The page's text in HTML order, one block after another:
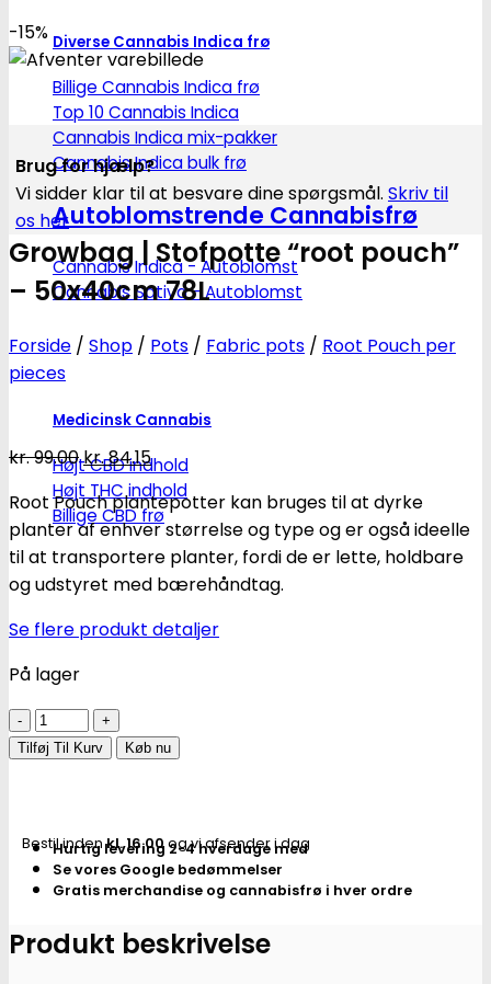
Diverse Cannabis Indica frø
Billige Cannabis Indica frø
Top 10 Cannabis Indica
Cannabis Indica mix-pakker
Cannabis Indica bulk frø
Autoblomstrende Cannabisfrø
Cannabis Indica - Autoblomst
Cannabis Sativa - Autoblomst
Medicinsk Cannabis
Højt CBD indhold
Højt THC indhold
Billige CBD frø
-15%
Brug for hjælp?
Vi sidder klar til at besvare dine spørgsmål. Skriv til
os her
Growbag | Stofpotte “root pouch”
– 50x40cm 78L
Forside / Shop / Pots / Fabric pots / Root Pouch per
pieces
kr.99.00Den
oprindelige
pris
var:
kr. 99.00.
kr.84.15Den
aktuelle
pris
er:
kr. 84.15.
Root Pouch plantepotter kan bruges til at dyrke
planter af enhver størrelse og type og er også ideelle
til at transportere planter, fordi de er lette, holdbare
og udstyret med bærehåndtag.
Se flere produkt detaljer
På lager
Growbag
|
-
50x40cm
antal
Tilføj Til Kurv Køb nu
Bestil indenkl. 16.00og vi afsender i dag
Hurtig levering 2-4 hverdage med
Se vores Google bedømmelser
Gratis merchandise og cannabisfrø i hver ordre
Produkt beskrivelse